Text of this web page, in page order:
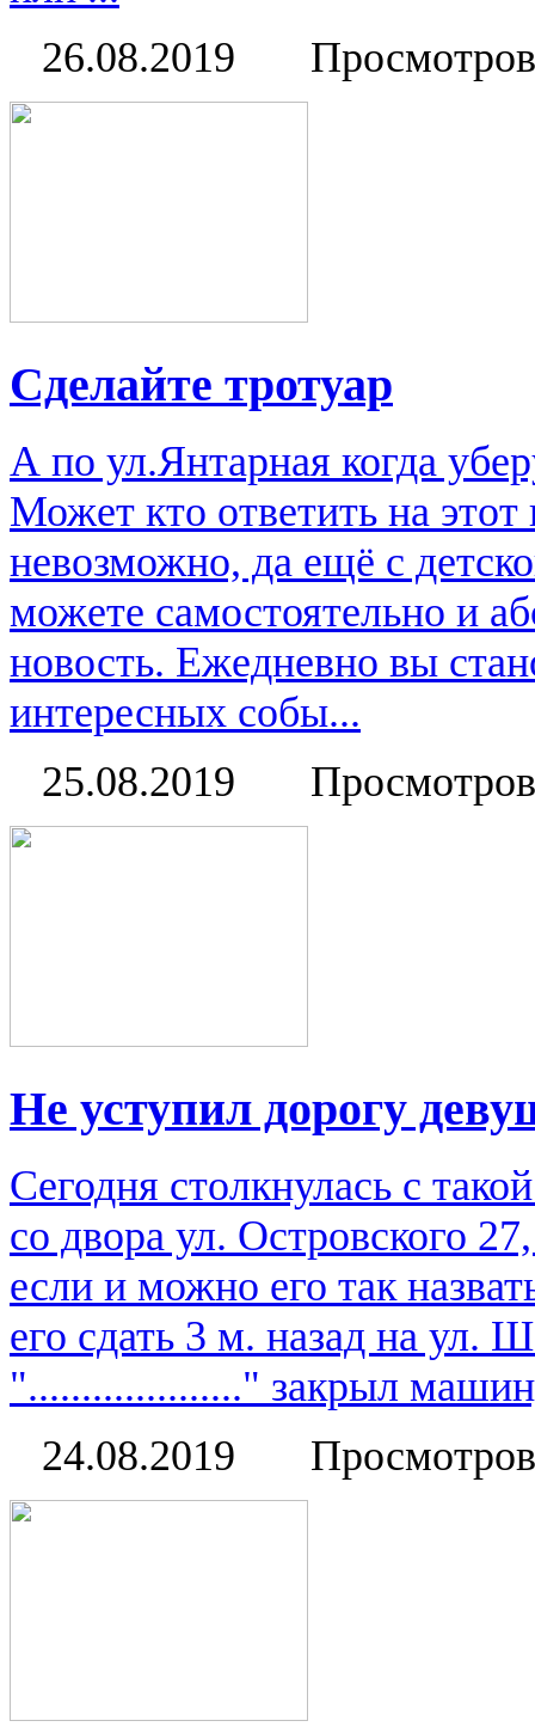
26.08.2019
Сделайте тротуар
А по ул.Янтарная когда
Может кто ответить на
невозможно, да ещё с
можете самостоятельно и
новость. Ежедневно вы
интересных собы...
25.08.2019
Не уступил дорогу
Сегодня столкнулась с
со двора ул. Островского
если и можно его так
его сдать 3 м. назад на ул.
"...................." закрыл
24.08.2019